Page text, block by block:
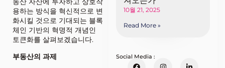
용하는 방식을 혁신적으로 변
화시킬 것으로 기대되는 블록
체인 기반의 혁명적 개념인
토큰화를 살펴보겠습니다.
부동산의 과제
10월 21, 2025
Read More »
Social Media :